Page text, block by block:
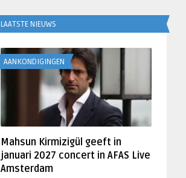
LAATSTE NIEUWS
AANKONDIGINGEN
Mahsun Kirmizigül geeft in
januari 2027 concert in AFAS Live
Amsterdam